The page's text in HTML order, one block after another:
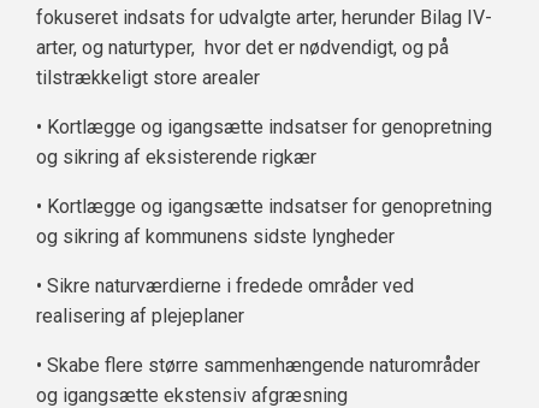
fokuseret indsats for udvalgte arter, herunder Bilag IV-
arter, og naturtyper, hvor det er nødvendigt, og på
tilstrækkeligt store arealer
• Kortlægge og igangsætte indsatser for genopretning
og sikring af eksisterende rigkær
• Kortlægge og igangsætte indsatser for genopretning
og sikring af kommunens sidste lyngheder
• Sikre naturværdierne i fredede områder ved
realisering af plejeplaner
• Skabe flere større sammenhængende naturområder
og igangsætte ekstensiv afgræsning